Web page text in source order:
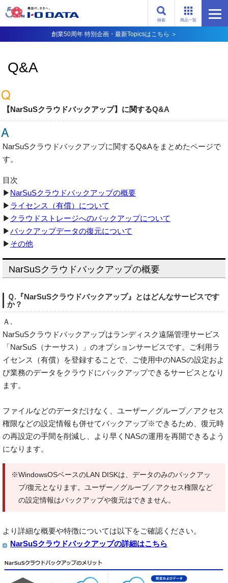
商品一覧
検索
創業50周年 特別企画・最新Topicsはこちら ＞
Q&A
【NarSuSクラウドバックアップ】に関するQ&A
NarSuSクラウドバックアップに関するQ&Aをまとめたページで
す。
目次
▶ NarSuSクラウドバックアップの概要
▶ ライセンス（有償）について
▶ クラウドストレージへのバックアップについて
▶バックアップデータの復元について
▶ その他
NarSuSクラウドバックアップの概要
Ｑ.『NarSuSクラウドバックアップ』とはどんなサービスです
か？
Ａ.
NarSuSクラウドバックアップはランディスク遠隔管理サービス
「NarSuS（ナーサス）」のオプションサービスです。ご利用ラ
イセンス（有償）を登録することで、ご使用中のNASの設定およ
び業務のデータをクラウドにバックアップできるサービスとなり
ます。
ファイルなどのデータだけなく、ユーザー／グループ／アクセス
権限などの設定情報も併せてバックアップ※できるため、復元時
の再設定の手間を削減し、より早くNASの運用を再開できるよう
になります。
※WindowsOSベースのLAN DISKは、データのみのバックアッ
プ/復元となります。ユーザー／グループ／アクセス権限など
の設定情報はバックアップや復元はできません。
より詳細な概要や特徴については以下をご確認ください。
NarSuSクラウドバックアップの詳細はこちら